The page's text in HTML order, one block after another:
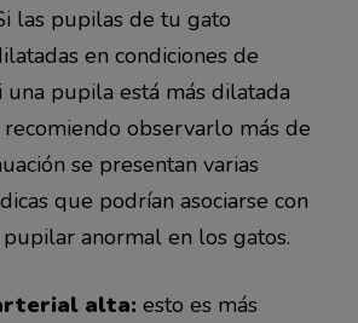
las pupilas de tu gato
en condiciones de
una pupila está más dilatada
observarlo más de
se presentan varias
que podrían asociarse con
anormal en los gatos.
alta: esto es más